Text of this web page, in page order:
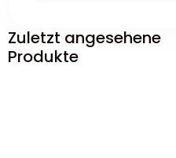
Zuletzt angesehene
Produkte